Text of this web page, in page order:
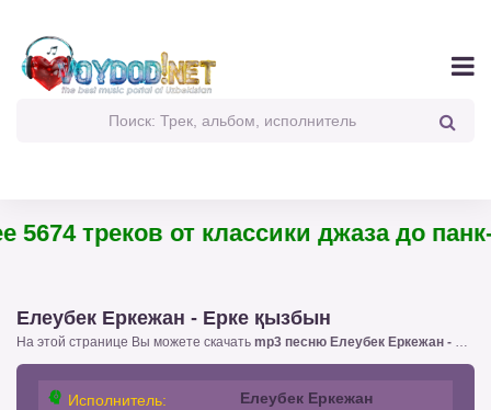
треков от классики джаза до панк-
Елеубек Еркежан - Ерке қызбын
На этой странице Вы можете скачать mp3 песню Елеубек Еркежан - Ерке қызбын
Исполнитель: Елеубек Еркежан